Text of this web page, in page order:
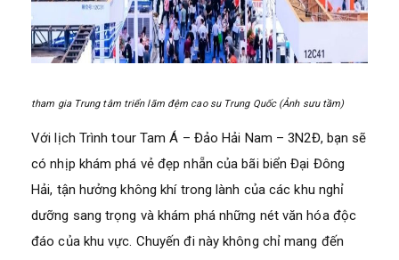
tham gia Trung tâm triển lãm đệm cao su Trung Quốc (Ảnh sưu tầm)
Với lịch Trình tour Tam Á – Đảo Hải Nam – 3N2Đ, bạn sẽ
có nhịp khám phá vẻ đẹp nhẵn của bãi biển Đại Đông
Hải, tận hưởng không khí trong lành của các khu nghỉ
dưỡng sang trọng và khám phá những nét văn hóa độc
đáo của khu vực. Chuyến đi này không chỉ mang đến